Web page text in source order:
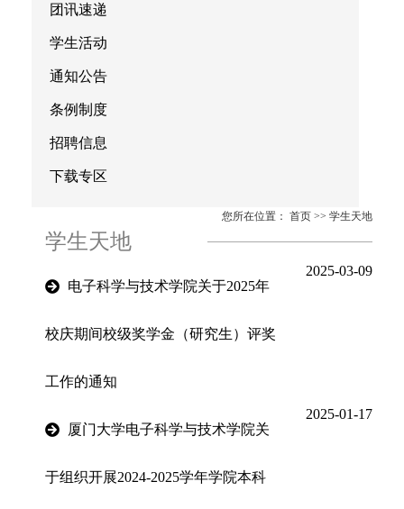
团讯速递
学生活动
通知公告
条例制度
招聘信息
下载专区
您所在位置： 首页 >> 学生天地
学生天地
电子科学与技术学院关于2025年
校庆期间校级奖学金（研究生）评奖
工作的通知
2025-03-09
厦门大学电子科学与技术学院关
于组织开展2024-2025学年学院本科
2025-01-17